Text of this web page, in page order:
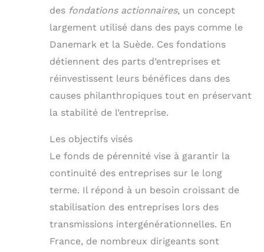
des fondations actionnaires, un concept
largement utilisé dans des pays comme le
Danemark et la Suède. Ces fondations
détiennent des parts d’entreprises et
réinvestissent leurs bénéfices dans des
causes philanthropiques tout en préservant
la stabilité de l’entreprise.
Les objectifs visés
Le fonds de pérennité vise à garantir la
continuité des entreprises sur le long
terme. Il répond à un besoin croissant de
stabilisation des entreprises lors des
transmissions intergénérationnelles. En
France, de nombreux dirigeants sont